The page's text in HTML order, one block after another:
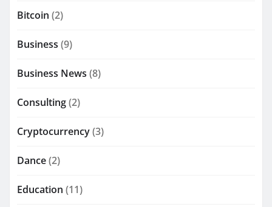
Bitcoin (2)
Business (9)
Business News (8)
Consulting(2)
Cryptocurrency(3)
Dance(2)
Education (11)